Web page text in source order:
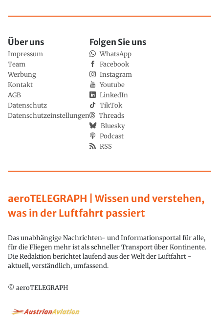
aeroTELEGRAPH | Wissen und verstehen,
was in der Luftfahrt passiert
Das unabhängige Nachrichten- und Informationsportal für alle,
für die Fliegen mehr ist als schneller Transport über Kontinente.
Die Redaktion berichtet laufend aus der Welt der Luftfahrt -
aktuell, verständlich, umfassend.
© aeroTELEGRAPH
Über uns
Impressum
Team
Werbung
Kontakt
AGB
Datenschutz
Datenschutzeinstellungen
Folgen Sie uns
WhatsApp
Facebook
Instagram
Youtube
LinkedIn
TikTok
Threads
Bluesky
Podcast
RSS